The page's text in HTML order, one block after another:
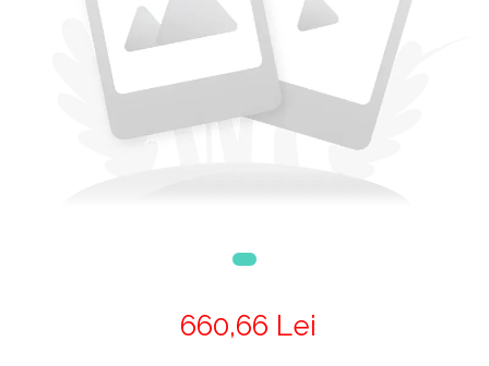
Aparate de respirat autonome
Accesorii generatoare
Camere Termice
Accesorii pentru camere de
Accesorii De Trecere A Apei Si
660,66 Lei